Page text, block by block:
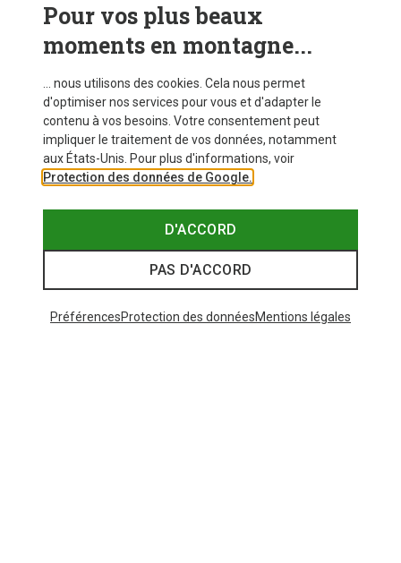
Tailles
Gants Flexair Diffuse SE
M L XL
Salewa
Bonnet Sarner 3 Wo
51,70 €
ONE SIZE
Pour vos plus beaux
moments en montagne...
... nous utilisons des cookies. Cela nous permet
d'optimiser nos services pour vous et d'adapter le
contenu à vos besoins. Votre consentement peut
impliquer le traitement de vos données, notamment
aux États-Unis. Pour plus d'informations, voir
Protection des données de Google.
D'ACCORD
PAS D'ACCORD
PréférencesProtection des donnéesMentions légales